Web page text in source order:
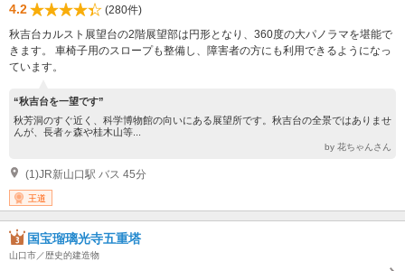
4.2
(280件)
秋吉台カルスト展望台の2階展望部は円形となり、360度の大パノラマを堪能で
きます。 車椅子用のスロープも整備し、障害者の方にも利用できるようになっ
ています。
“秋吉台を一望です”
秋芳洞のすぐ近く、科学博物館の向いにある展望所です。秋吉台の全景ではありませ
んが、長者ヶ森や桂木山等...
by 花ちゃんさん
(1)JR新山口駅 バス 45分
王道
国宝瑠璃光寺五重塔
山口市／歴史的建造物